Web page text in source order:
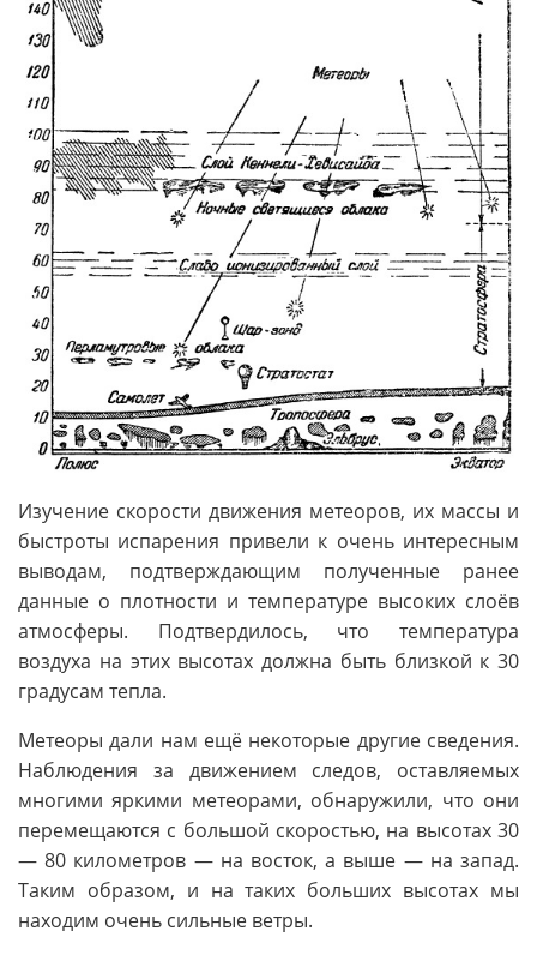
Изучение скорости движения метеоров, их массы и
быстроты испарения привели к очень интересным
выводам, подтверждающим полученные ранее
данные о плотности и температуре высоких слоёв
атмосферы. Подтвердилось, что температура
воздуха на этих высотах должна быть близкой к 30
градусам тепла.
Метеоры дали нам ещё некоторые другие сведения.
Наблюдения за движением следов, оставляемых
многими яркими метеорами, обнаружили, что они
перемещаются с большой скоростью, на высотах 30
— 80 километров — на восток, а выше — на запад.
Таким образом, и на таких больших высотах мы
находим очень сильные ветры.